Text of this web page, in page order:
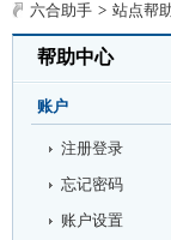
六合助手 > 站点帮
帮助中心
账户
注册登录
忘记密码
账户设置